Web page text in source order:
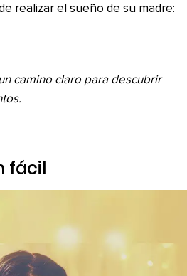
realizar el sueño de su madre:
camino claro para descubrir
fácil